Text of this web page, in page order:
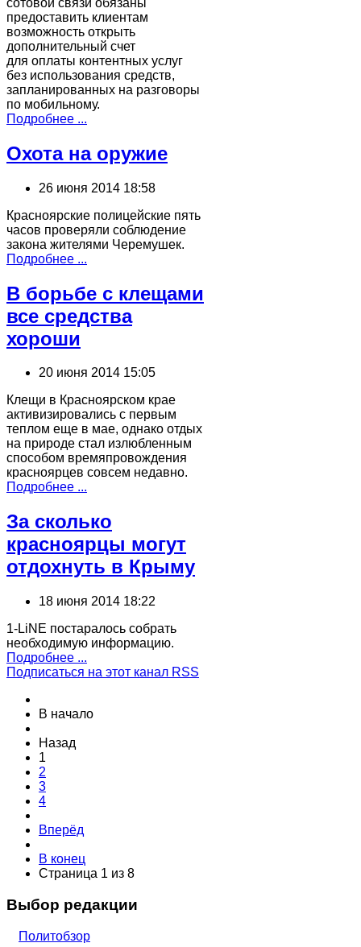
предоставить клиентам
возможность открыть
дополнительный счет
для оплаты контентных услуг
без использования средств,
запланированных на разговоры
по мобильному.
Подробнее ...
Охота на оружие
26 июня 2014 18:58
Красноярские полицейские пять
часов проверяли соблюдение
закона жителями Черемушек.
Подробнее ...
В борьбе с клещами
все средства
хороши
20 июня 2014 15:05
Клещи в Красноярском крае
активизировались с первым
теплом еще в мае, однако отдых
на природе стал излюбленным
способом времяпровождения
красноярцев совсем недавно.
Подробнее ...
За сколько
красноярцы могут
отдохнуть в Крыму
18 июня 2014 18:22
1-LiNE постаралось собрать
необходимую информацию.
Подробнее ...
Подписаться на этот канал RSS
В начало
Назад
1
2
3
4
Вперёд
В конец
Страница 1 из 8
Выбор редакции
Политобзор